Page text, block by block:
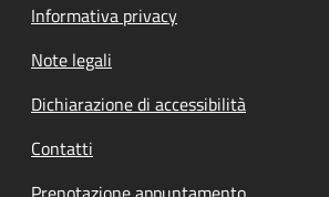
Informativa privacy
Note legali
Dichiarazione di accessibilità
Contatti